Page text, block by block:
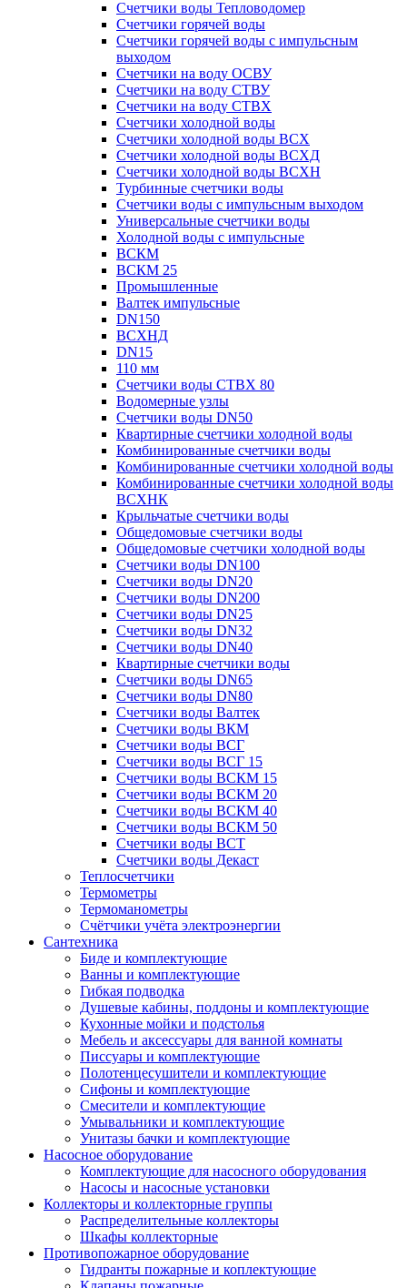
Счетчики воды Тепловодомер
Счетчики горячей воды
Счетчики горячей воды с импульсным
выходом
Счетчики на воду ОСВУ
Счетчики на воду СТВУ
Счетчики на воду СТВХ
Счетчики холодной воды
Счетчики холодной воды ВСХ
Счетчики холодной воды ВСХД
Счетчики холодной воды ВСХН
Турбинные счетчики воды
Счетчики воды с импульсным выходом
Универсальные счетчики воды
Холодной воды с импульсные
ВСКМ
ВСКМ 25
Промышленные
Валтек импульсные
DN150
ВСХНД
DN15
110 мм
Счетчики воды СТВХ 80
Водомерные узлы
Счетчики воды DN50
Квартирные счетчики холодной воды
Комбинированные счетчики воды
Комбинированные счетчики холодной воды
Комбинированные счетчики холодной воды
ВСХНК
Крыльчатые счетчики воды
Общедомовые счетчики воды
Общедомовые счетчики холодной воды
Счетчики воды DN100
Счетчики воды DN20
Счетчики воды DN200
Счетчики воды DN25
Счетчики воды DN32
Счетчики воды DN40
Квартирные счетчики воды
Счетчики воды DN65
Счетчики воды DN80
Счетчики воды Валтек
Счетчики воды ВКМ
Счетчики воды ВСГ
Счетчики воды ВСГ 15
Счетчики воды ВСКМ 15
Счетчики воды ВСКМ 20
Счетчики воды ВСКМ 40
Счетчики воды ВСКМ 50
Счетчики воды ВСТ
Счетчики воды Декаст
Теплосчетчики
Термометры
Термоманометры
Счётчики учёта электроэнергии
Сантехника
Биде и комплектующие
Ванны и комплектующие
Гибкая подводка
Душевые кабины, поддоны и комплектующие
Кухонные мойки и подстолья
Мебель и аксессуары для ванной комнаты
Писсуары и комплектующие
Полотенцесушители и комплектующие
Сифоны и комплектующие
Смесители и комплектующие
Умывальники и комплектующие
Унитазы бачки и комплектующие
Насосное оборудование
Комплектующие для насосного оборудования
Насосы и насосные установки
Коллекторы и коллекторные группы
Распределительные коллекторы
Шкафы коллекторные
Противопожарное оборудование
Гидранты пожарные и коплектующие